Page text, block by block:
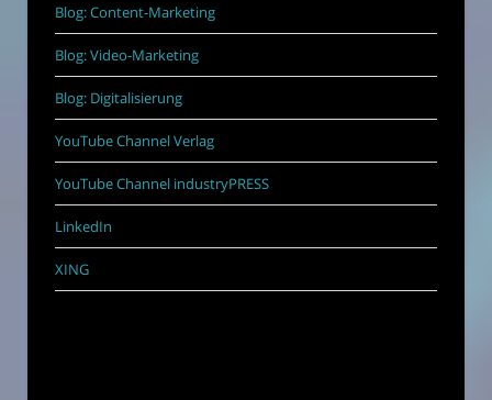
Blog: Content-Marketing
Blog: Video-Marketing
Blog: Digitalisierung
YouTube Channel Verlag
YouTube Channel industryPRESS
LinkedIn
XING